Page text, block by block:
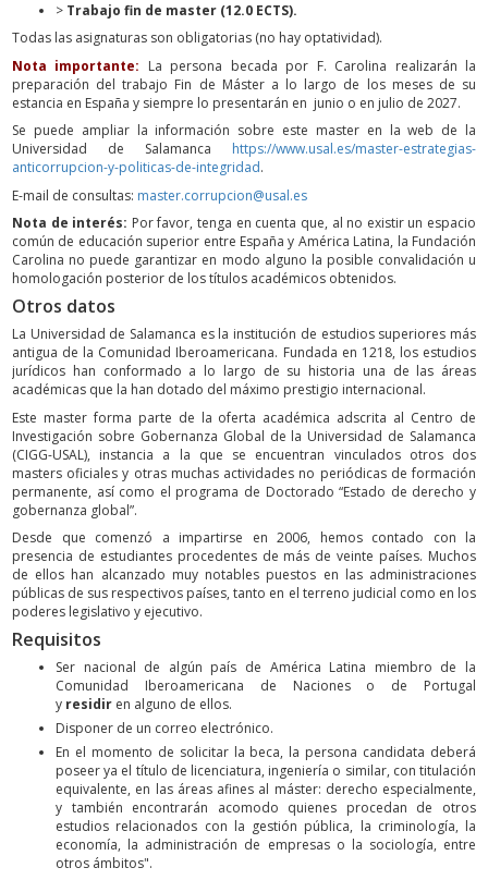
> Trabajo fin de master (12.0 ECTS).
Todas las asignaturas son obligatorias (no hay optatividad).
Nota importante: La persona becada por F. Carolina realizarán la
preparación del trabajo Fin de Máster a lo largo de los meses de su
estancia en España y siempre lo presentarán en junio o en julio de 2027.
Se puede ampliar la información sobre este master en la web de la
Universidad de Salamanca https://www.usal.es/master-estrategias-
anticorrupcion-y-politicas-de-integridad.
E-mail de consultas: master.corrupcion@usal.es
Nota de interés: Por favor, tenga en cuenta que, al no existir un espacio
común de educación superior entre España y América Latina, la Fundación
Carolina no puede garantizar en modo alguno la posible convalidación u
homologación posterior de los títulos académicos obtenidos.
Otros datos
La Universidad de Salamanca es la institución de estudios superiores más
antigua de la Comunidad Iberoamericana. Fundada en 1218, los estudios
jurídicos han conformado a lo largo de su historia una de las áreas
académicas que la han dotado del máximo prestigio internacional.
Este master forma parte de la oferta académica adscrita al Centro de
Investigación sobre Gobernanza Global de la Universidad de Salamanca
(CIGG-USAL), instancia a la que se encuentran vinculados otros dos
masters oficiales y otras muchas actividades no periódicas de formación
permanente, así como el programa de Doctorado “Estado de derecho y
gobernanza global”.
Desde que comenzó a impartirse en 2006, hemos contado con la
presencia de estudiantes procedentes de más de veinte países. Muchos
de ellos han alcanzado muy notables puestos en las administraciones
públicas de sus respectivos países, tanto en el terreno judicial como en los
poderes legislativo y ejecutivo.
Requisitos
Ser nacional de algún país de América Latina miembro de la
Comunidad Iberoamericana de Naciones o de Portugal
y residir en alguno de ellos.
Disponer de un correo electrónico.
En el momento de solicitar la beca, la persona candidata deberá
poseer ya el título de licenciatura, ingeniería o similar, con titulación
equivalente, en las áreas afines al máster: derecho especialmente,
y también encontrarán acomodo quienes procedan de otros
estudios relacionados con la gestión pública, la criminología, la
economía, la administración de empresas o la sociología, entre
otros ámbitos".